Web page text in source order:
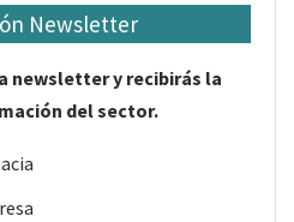
Newsletter
newsletter y recibirás la
del sector.